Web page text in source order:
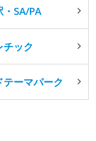
・SA/PA
チック
テーマパーク